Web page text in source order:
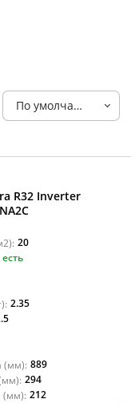
По умолчанию
R32 Inverter
20
есть
2.35
(мм): 889
294
(мм): 212